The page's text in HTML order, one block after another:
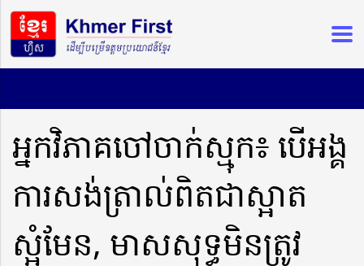
អ្នកវិភាគចៅចាក់ស្មុក៖ បើអង្គ
ការសង់ត្រាល់ពិតជាស្អាត
ស្អំមែន, មាសសុទ្ធមិនត្រូវ